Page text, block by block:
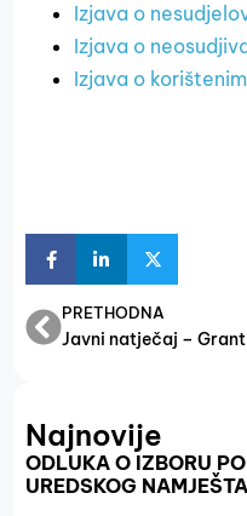
Izjava o
Izjava o
Izjava o
PRETHODNA
Najnovije
ODLUKA O IZBORU
UREDSKOG